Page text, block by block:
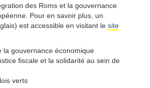
des Roms et la gouvernance
Pour en savoir plus, un
est accessible en visitant le site
la gouvernance économique
fiscale et la solidarité au sein de
verts